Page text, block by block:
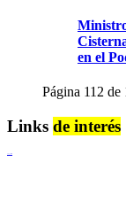
en el
Página 112 de
Links de interés